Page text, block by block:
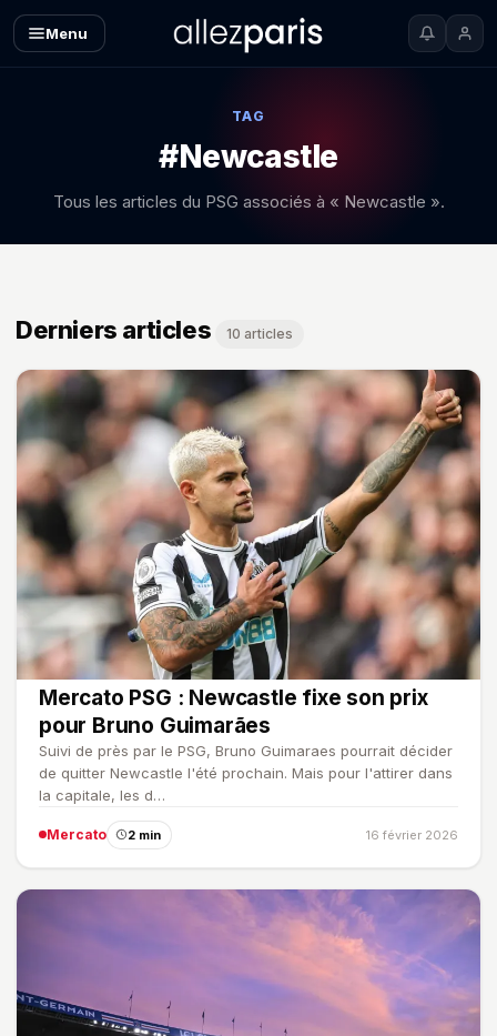
Menu
TAG
#Newcastle
Tous les articles du PSG associés à « Newcastle ».
Derniers articles 10 articles
Mercato PSG : Newcastle fixe son prix
pour Bruno Guimarães
Suivi de près par le PSG, Bruno Guimaraes pourrait décider
de quitter Newcastle l'été prochain. Mais pour l'attirer dans
la capitale, les d…
Mercato 2 min 16 février 2026